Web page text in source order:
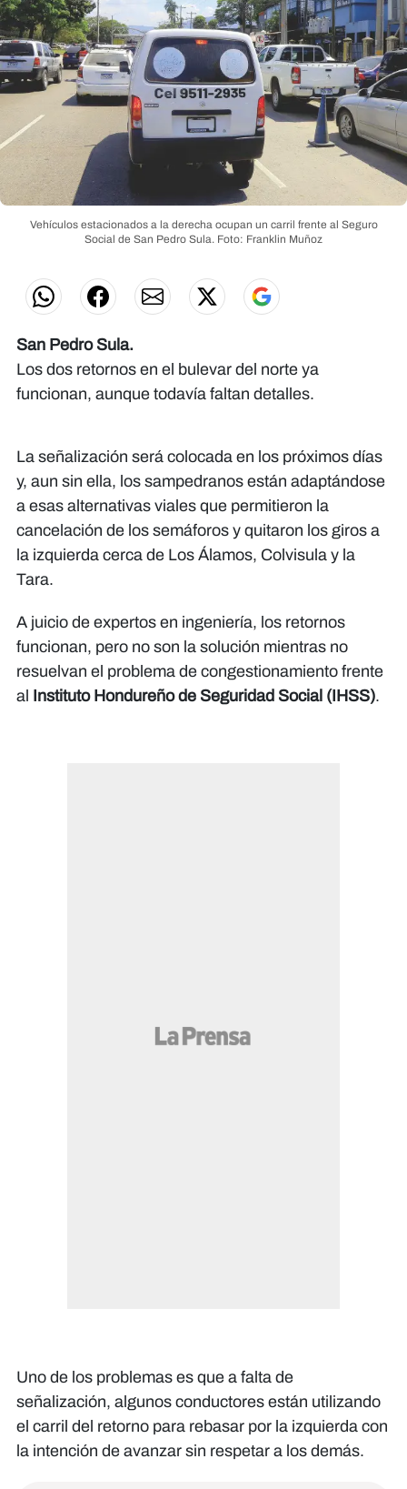
Vehículos estacionados a la derecha ocupan un carril frente al Seguro
Social de San Pedro Sula. Foto: Franklin Muñoz
San Pedro Sula.
Los dos retornos en el bulevar del norte ya
funcionan, aunque todavía faltan detalles.
La señalización será colocada en los próximos días
y, aun sin ella, los sampedranos están adaptándose
a esas alternativas viales que permitieron la
cancelación de los semáforos y quitaron los giros a
la izquierda cerca de Los Álamos, Colvisula y la
Tara.
A juicio de expertos en ingeniería, los retornos
funcionan, pero no son la solución mientras no
resuelvan el problema de congestionamiento frente
al Instituto Hondureño de Seguridad Social (IHSS).
Uno de los problemas es que a falta de
señalización, algunos conductores están utilizando
el carril del retorno para rebasar por la izquierda con
la intención de avanzar sin respetar a los demás.